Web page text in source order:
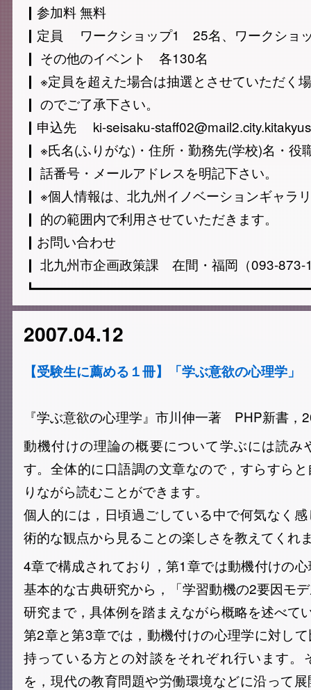
┃参加料 無料
┃定員 ワークショップ1 25名、ワークショ
┃ その他のイベント 各130名
┃ ※定員を超えた場合は抽選とさせていただく
┃ のでご了承下さい。
┃申込先 ki-seisaku-
┃ ※氏名(ふりがな)・住所・勤務先(学校)名・役
┃ 話番号・メールアドレスを明記下さい。
┃ ※個人情報は、北九州イノベーションギャラ
┃ 的の範囲内で利用させていただきます。
┃お問い合わせ
┃ 北九州市企画政策課 在間・福岡（093-873-
2007.04.12
【受験生に薦める１冊】「学ぶ意欲の心理学」
『学ぶ意欲の心理学』市川伸一著 PHP新書，
動機付けの理論の概要について学ぶには読み
す。全体的に口語調の文章なので，すらすら
りながら読むことができます。
個人的には，日頃過ごしている中で何気なく
術的な観点から見ることの楽しさを教えてくれ
4章で構成されており，第1章では動機付けの
基本的な古典研究から，「学習動機の2要因モ
研究まで，具体例を踏まえながら概略を述べて
第2章と第3章では，動機付けの心理学に対し
持っている方との対談をそれぞれ行います。
を，現代の教育問題や労働環境などに沿って